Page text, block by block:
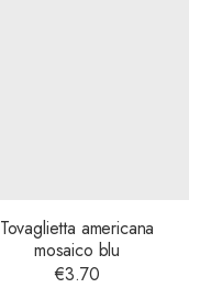
Tovaglietta americana
mosaico blu
€3.70